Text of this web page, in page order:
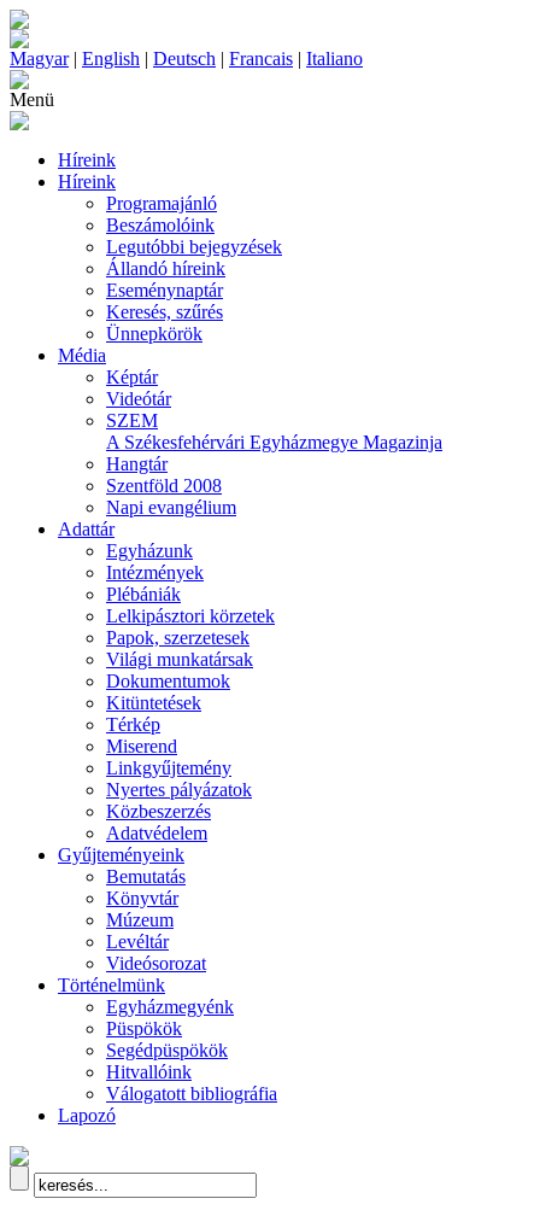
Magyar| English | Deutsch | Francais | Italiano
Menü
Híreink
Híreink
Programajánló
Beszámolóink
Legutóbbi bejegyzések
Állandó híreink
Eseménynaptár
Keresés, szűrés
Ünnepkörök
Média
Képtár
Videótár
SZEM
A Székesfehérvári Egyházmegye Magazinja
Hangtár
Szentföld 2008
Napi evangélium
Adattár
Egyházunk
Intézmények
Plébániák
Lelkipásztori körzetek
Papok, szerzetesek
Világi munkatársak
Dokumentumok
Kitüntetések
Térkép
Miserend
Linkgyűjtemény
Nyertes pályázatok
Közbeszerzés
Adatvédelem
Gyűjteményeink
Bemutatás
Könyvtár
Múzeum
Levéltár
Videósorozat
Történelmünk
Egyházmegyénk
Püspökök
Segédpüspökök
Hitvallóink
Válogatott bibliográfia
Lapozó